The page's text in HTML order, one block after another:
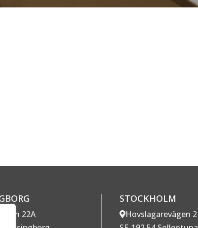
22A
STOCKHOLM
Hovslagarevägen 2